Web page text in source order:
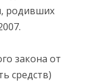
родивших
закона от
средств)